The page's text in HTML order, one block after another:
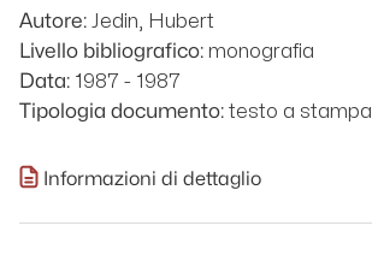
Autore: Jedin, Hubert
Livello bibliografico: monografia
Data: 1987 - 1987
Tipologia documento: testo a stampa
Informazioni di dettaglio